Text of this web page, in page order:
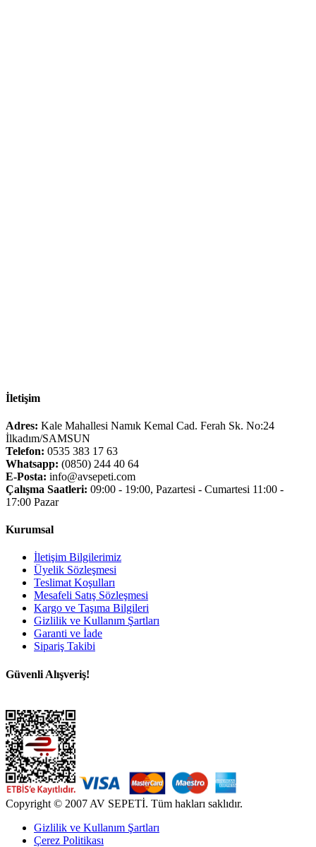
İletişim
Adres: Kale Mahallesi Namık Kemal Cad. Ferah Sk. No:24
İlkadım/SAMSUN
Telefon: 0535 383 17 63
Whatsapp: (0850) 244 40 64
E-Posta: info@avsepeti.com
Çalışma Saatleri: 09:00 - 19:00, Pazartesi - Cumartesi 11:00 -
17:00 Pazar
Kurumsal
İletişim Bilgilerimiz
Üyelik Sözleşmesi
Teslimat Koşulları
Mesafeli Satış Sözleşmesi
Kargo ve Taşıma Bilgileri
Gizlilik ve Kullanım Şartları
Garanti ve İade
Sipariş Takibi
Güvenli Alışveriş!
Copyright © 2007 AV SEPETİ. Tüm hakları saklıdır.
Gizlilik ve Kullanım Şartları
Çerez Politikası